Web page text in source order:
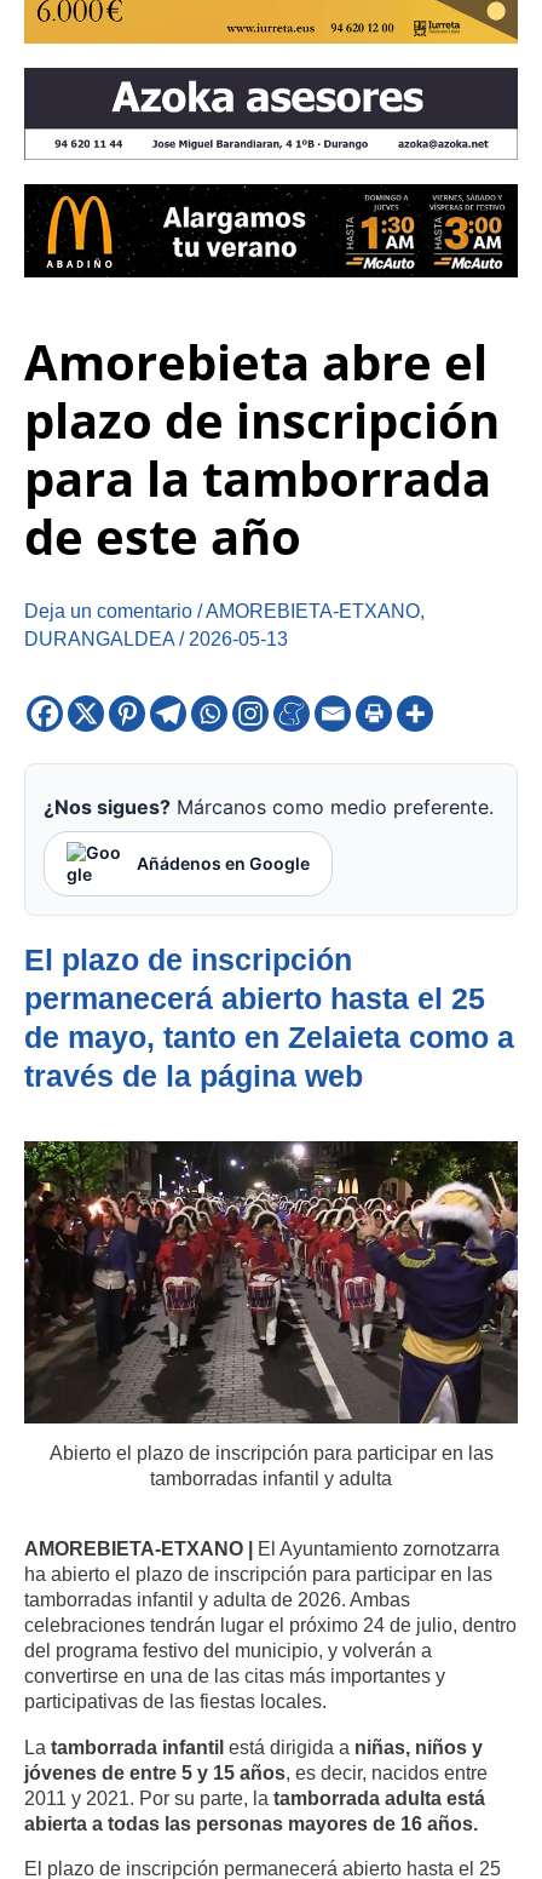
Amorebieta abre el
plazo de inscripción
para la tamborrada
de este año
Deja un comentario /AMOREBIETA-ETXANO,
DURANGALDEA / 2026-05-13
¿Nos sigues? Márcanos como medio preferente.
Añádenos en Google
El plazo de inscripción
permanecerá abierto hasta el 25
de mayo, tanto en Zelaieta como a
través de la página web
Abierto el plazo de inscripción para participar en las
tamborradas infantil y adulta
AMOREBIETA-ETXANO |
El Ayuntamiento zornotzarra
ha abierto el plazo de inscripción para participar en las
tamborradas infantil y adulta de 2026. Ambas
celebraciones tendrán lugar el próximo 24 de julio, dentro
del programa festivo del municipio, y volverán a
convertirse en una de las citas más importantes y
participativas de las fiestas locales.
La tamborrada infantil está dirigida a niñas, niños y
jóvenes de entre 5 y 15 años, es decir, nacidos entre
2011 y 2021. Por su parte, la tamborrada adulta está
abierta a todas las personas mayores de 16 años.
El plazo de inscripción permanecerá abierto hasta el 25